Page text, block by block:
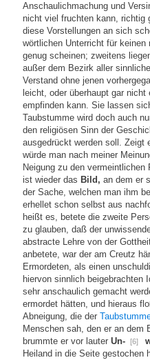
Anschaulichmachung und
nicht viel fruchten kann, richtig
diese Vorstellungen an sich
wörtlichen Unterricht für
genug scheinen; zweitens
außer dem Bezirk aller
Verstand ohne jenen
leicht, oder überhaupt gar
empfinden kann. Sie lassen
Taubstumme wird doch auch
den religiösen Sinn der
ausgedrückt werden soll. Zeigt
würde man nach meiner
Neigung zu den
ist wieder das Bild, an dem er
der Sache, welchen man ihm
erhellet schon selbst aus
heißt es, betete die zweite
zu glauben, daß der
abstracte Lehre von der
anbetete, war der am Creutz
Ermordeten, als einen
hiervon sinnlich beigebrachten
sehr anschaulich gemacht
ermordet hätten, und hieraus
Abneigung, die der
Menschen sah, den er an dem
brummte er vor lauter Un- [6]
Heiland in die Seite gestochen